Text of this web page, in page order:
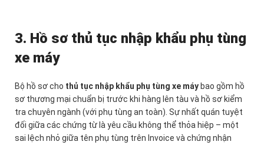
3. Hồ sơ thủ tục nhập khẩu phụ tùng
xe máy
Bộ hồ sơ cho thủ tục nhập khẩu phụ tùng xe máy bao gồm hồ
sơ thương mại chuẩn bị trước khi hàng lên tàu và hồ sơ kiểm
tra chuyên ngành (với phụ tùng an toàn). Sự nhất quán tuyệt
đối giữa các chứng từ là yêu cầu không thể thỏa hiệp – một
sai lệch nhỏ giữa tên phụ tùng trên Invoice và chứng nhận